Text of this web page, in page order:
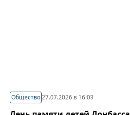
Общество27.07.2026 в 16:03